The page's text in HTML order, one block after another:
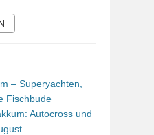
– Superyachten,
Fischbude
Autocross und